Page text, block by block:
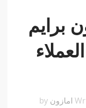
برايم
امازون